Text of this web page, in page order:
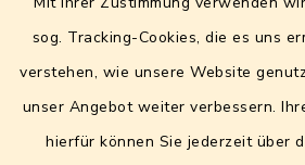
sog. Tracking-Cookies, die es uns
verstehen, wie unsere Website
unser Angebot weiter verbessern.
hierfür können Sie jederzeit über
Info- und Mitteilungsblatt
Quicklinks extern